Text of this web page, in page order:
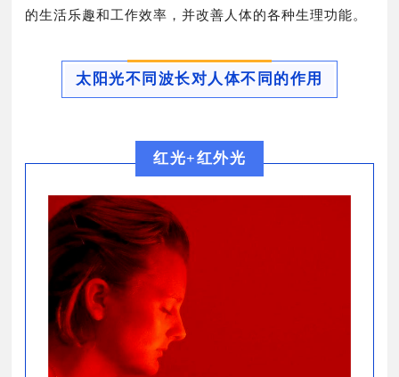
的生活乐趣和工作效率，并改善人体的各种生理功能。
太阳光不同波长对人体不同的作用
红光+红外光